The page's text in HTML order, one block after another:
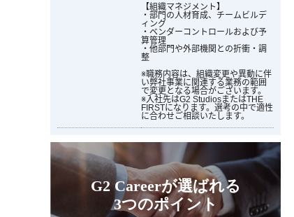
【組織マネジメント】
・部門の人材育成、チームビルデ
ィング
・ベンダーコントロールおよび予
算管理
・他部門や外部機関との折衝・調
整
※職務内容は、組織変更や異動に伴
い弊社事業に関連する業務の範囲
で変更となる場合がございます。
※入社先はG2 StudiosまたはTHE
FIRSTになります。選考の中で適性
に合わせご相談いたします。
G2 Careerが選ばれる
3つのポイント